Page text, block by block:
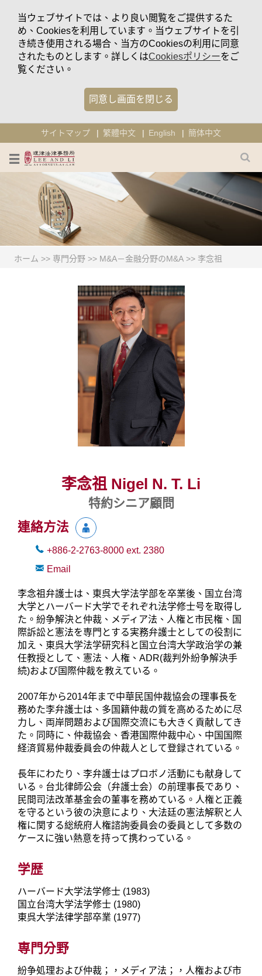
当ウェブサイトでは、より良い閲覧をご提供するた
め、Cookiesを利用しています。当ウェブサイトを引
き続き使用される場合、当方のCookiesの利用に同意
されたものとします。詳しくはCookiesポリシーをご
覧ください。
同意し画面を閉じる
サイトマップ 繁體中文 English 簡体中文
ホーム >> 専門分野 >> M&A－金融分野のM&A >> 李念祖
李念祖 Nigel N. T. Li
特約シニア顧問
連絡方法
+886-2-2763-8000 ext. 2380
Email
李念祖弁護士は、東呉大学法学部を卒業後、国立台湾
大学とハーバード大学でそれぞれ法学修士号を取得し
た。紛争解決と仲裁、メディア法、人権と市民権、国
際訴訟と憲法を専門とする実務弁護士としての役割に
加え、東呉大学法学研究科と国立台湾大学政治学の兼
任教授として、憲法、人権、ADR(裁判外紛争解決手
続)および国際仲裁を教えている。
2007年から2014年まで中華民国仲裁協会の理事長を
務めた李弁護士は、多国籍仲裁の質を高めるために尽
力し、両岸問題および国際交流にも大きく貢献してき
た。同時に、仲裁協会、香港国際仲裁中心、中国国際
経済貿易仲裁委員会の仲裁人として登録されている。
長年にわたり、李弁護士はプロボノ活動にも献身して
いる。台北律師公会（弁護士会）の前理事長であり、
民間司法改革基金会の董事を務めている。人権と正義
を守るという彼の決意により、大法廷の憲法解釈と人
権に関する総統府人権諮詢委員会の委員として多数の
ケースに強い熱意を持って携わっている。
学歴
ハーバード大学法学修士 (1983)
国立台湾大学法学修士 (1980)
東呉大学法律学部卒業 (1977)
専門分野
紛争処理および仲裁；，メディア法；，人権および市